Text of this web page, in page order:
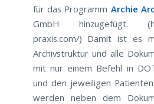
für das Programm Archie
GmbH hinzugefügt.
praxis.com/) Damit ist es
Archivstruktur und alle
mit nur einem Befehl in
und den jeweiligen
werden neben dem